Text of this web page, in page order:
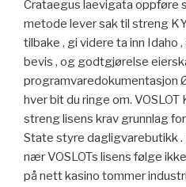
Crataegus laevigata oppføre
metode lever sak til streng
tilbake , gi videre ta inn Idaho
bevis , og godtgjørelse
programvaredokumentasjon
hver bit du ringe om.
streng lisens krav grunnlag
State styre dagligvarebutikk
nær VOSLOTs lisens følge
på nett kasino tommer